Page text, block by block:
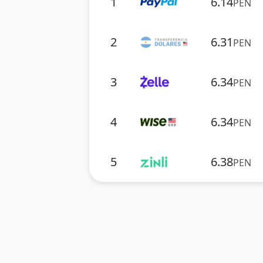
PEN
2 6.31 PEN
3 6.34PEN
4 6.34PEN
5 6.38PEN